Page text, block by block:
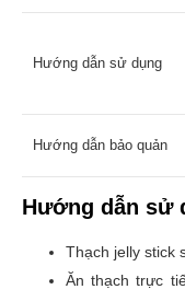
Hướng dẫn sử dụng
Hướng dẫn bảo quản
Hướng dẫn sử
Thạch jelly stick
Ăn thạch trực